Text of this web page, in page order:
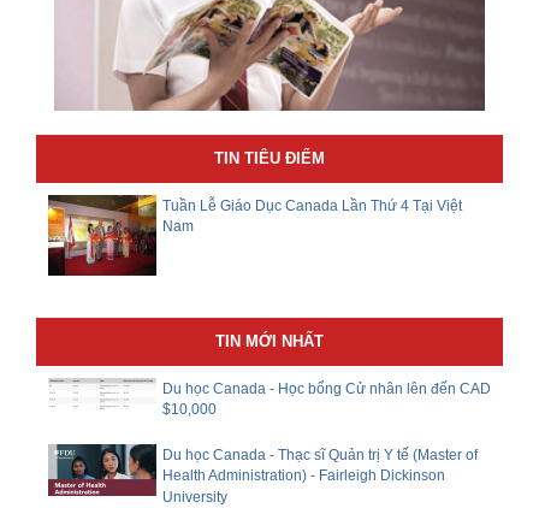
TIN TIÊU ĐIỂM
Tuần Lễ Giáo Dục Canada Lần Thứ 4 Tại Việt
Nam
TIN MỚI NHẤT
Du học Canada - Học bổng Cử nhân lên đến CAD
$10,000
Du học Canada - Thạc sĩ Quản trị Y tế (Master of
Health Administration) - Fairleigh Dickinson
University